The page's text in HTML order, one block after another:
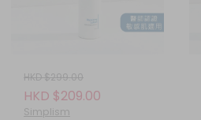
HKD $299.00
HKD $209.00
Simplism